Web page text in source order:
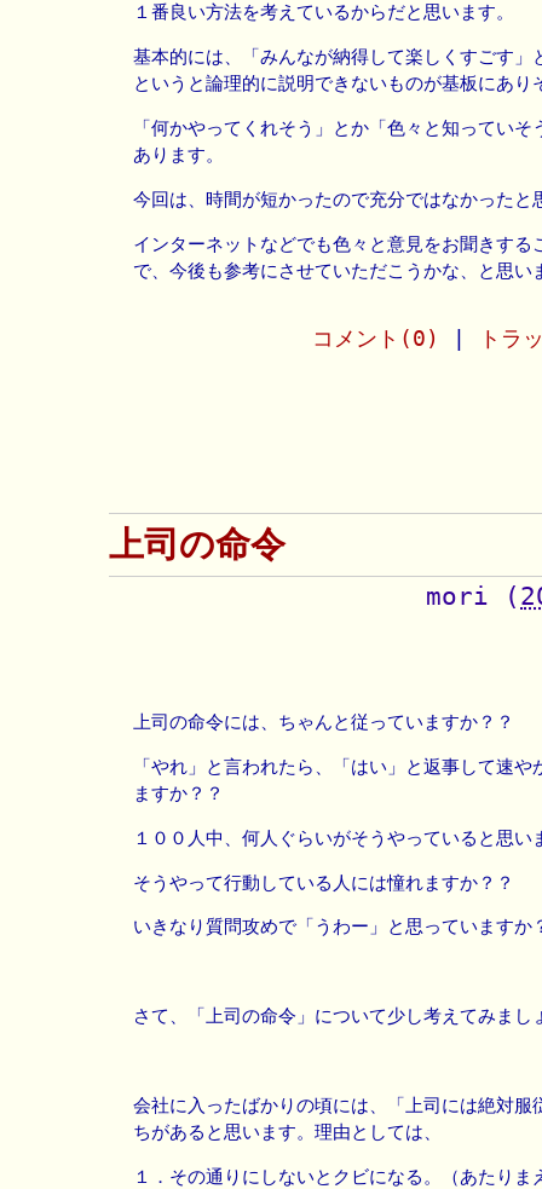
１番良い方法を考えているからだと思います。
基本的には、「みんなが納得して楽しくすごす」
というと論理的に説明できないものが基板にあり
「何かやってくれそう」とか「色々と知っていそ
あります。
今回は、時間が短かったので充分ではなかったと
インターネットなどでも色々と意見をお聞きする
で、今後も参考にさせていただこうかな、と思い
コメント(0) トラ
上司の命令
mori (
上司の命令には、ちゃんと従っていますか？？
「やれ」と言われたら、「はい」と返事して速や
ますか？？
１００人中、何人ぐらいがそうやっていると思い
そうやって行動している人には憧れますか？？
いきなり質問攻めで「うわー」と思っていますか
さて、「上司の命令」について少し考えてみまし
会社に入ったばかりの頃には、「上司には絶対服
ちがあると思います。理由としては、
１．その通りにしないとクビになる。（あたりま